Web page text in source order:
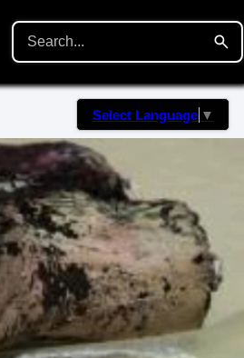
Select Language ▼